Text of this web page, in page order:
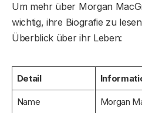
Um mehr über Morgan
wichtig, ihre Biografie zu
Überblick über ihr Leben:
Detail
Name Morgan